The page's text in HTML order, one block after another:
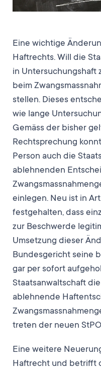
Eine wichtige
Haftrechts. Will die
in Untersuchungshaft
beim
stellen. Dieses
wie lange
Gemäss der bisher
Rechtsprechung
Person auch die
ablehnenden
einlegen. Neu ist in
festgehalten, dass
zur Beschwerde
Umsetzung dieser
Bundesgericht seine
gar per sofort
Staatsanwaltschaft
ablehnende
treten der neuen
Eine weitere
Haftrecht und betrifft